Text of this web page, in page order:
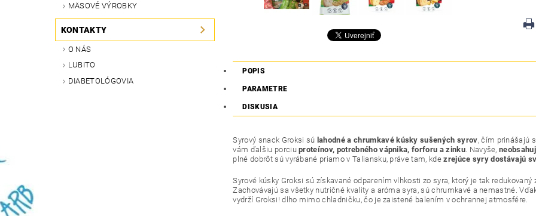
MÄSOVÉ VÝROBKY
KONTAKTY
O NÁS
LUBITO
DIABETOLÓGOVIA
POPIS
PARAMETRE
DISKUSIA
Syrový snack Groksi sú lahodné a chrumkavé kúsky sušených syrov, čím prinášajú
vám ďalšiu porciuproteínov, potrebného vápnika, forforu a zinku. Navyše,
plné dobrôt sú vyrábané priamo v Taliansku, práve tam, kdezrejúce syry dostávajú
Syrové kúsky Groksi sú získavané odparením vlhkosti zo syra, ktorý je tak
Zachovávajú sa všetky nutričné kvality a aróma syra, sú chrumkavé a nemastné.
vydrží Groksi! dlho mimo chladničku, čo je zaistené balením v ochrannej atmosfére.